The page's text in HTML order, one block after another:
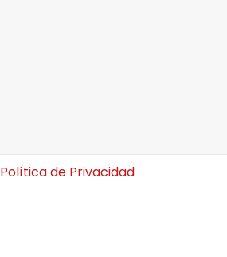
Política de Privacidad